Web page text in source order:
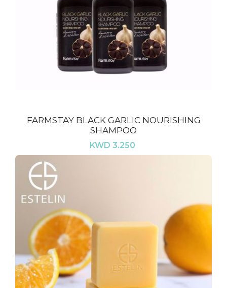
FARMSTAY BLACK GARLIC NOURISHING
SHAMPOO
KWD 3.250